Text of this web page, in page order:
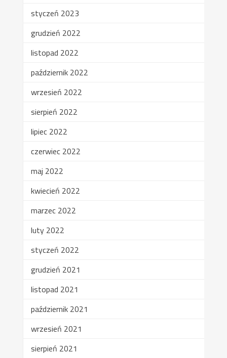
styczeń 2023
grudzień 2022
listopad 2022
październik 2022
wrzesień 2022
sierpień 2022
lipiec 2022
czerwiec 2022
maj 2022
kwiecień 2022
marzec 2022
luty 2022
styczeń 2022
grudzień 2021
listopad 2021
październik 2021
wrzesień 2021
sierpień 2021